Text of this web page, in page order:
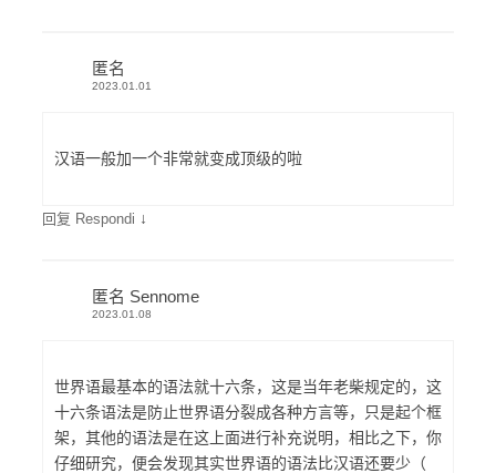
匿名
2023.01.01
汉语一般加一个非常就变成顶级的啦
回复 Respondi ↓
匿名 Sennome
2023.01.08
世界语最基本的语法就十六条，这是当年老柴规定的，这
十六条语法是防止世界语分裂成各种方言等，只是起个框
架，其他的语法是在这上面进行补充说明，相比之下，你
仔细研究，便会发现其实世界语的语法比汉语还要少（